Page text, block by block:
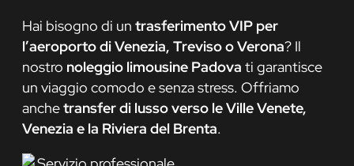
Hai bisogno di un trasferimento VIP per
l’aeroporto di Venezia, Treviso o Verona? Il
nostro noleggio limousine Padova ti garantisce
un viaggio comodo e senza stress. Offriamo
anchetransfer di lusso verso le Ville Venete,
Venezia e la Riviera del Brenta.